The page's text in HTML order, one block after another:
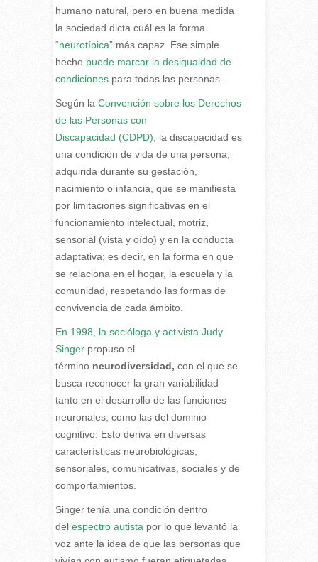
humano natural, pero en buena medida
la sociedad dicta cuál es la forma
“neurotípica”más capaz. Ese simple
hecho puede marcar la desigualdad de
condicionespara todas las personas.
Según la Convención sobre los Derechos
de las Personas con
Discapacidad (CDPD) , la discapacidad es
una condición de vida de una persona,
adquirida durante su gestación,
nacimiento o infancia, que se manifiesta
por limitaciones significativas en el
funcionamiento intelectual, motriz,
sensorial (vista y oído) y en la conducta
adaptativa; es decir, en la forma en que
se relaciona en el hogar, la escuela y la
comunidad, respetando las formas de
convivencia de cada ámbito.
En 1998, la socióloga y activista Judy
Singerpropuso el
término neurodiversidad, con el que se
busca reconocer la gran variabilidad
tanto en el desarrollo de las funciones
neuronales, como las del dominio
cognitivo. Esto deriva en diversas
características neurobiológicas,
sensoriales, comunicativas, sociales y de
comportamientos.
Singer tenía una condición dentro
del espectro autista por lo que levantó la
voz ante la idea de que las personas que